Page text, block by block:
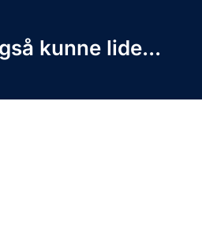
kunne lide...